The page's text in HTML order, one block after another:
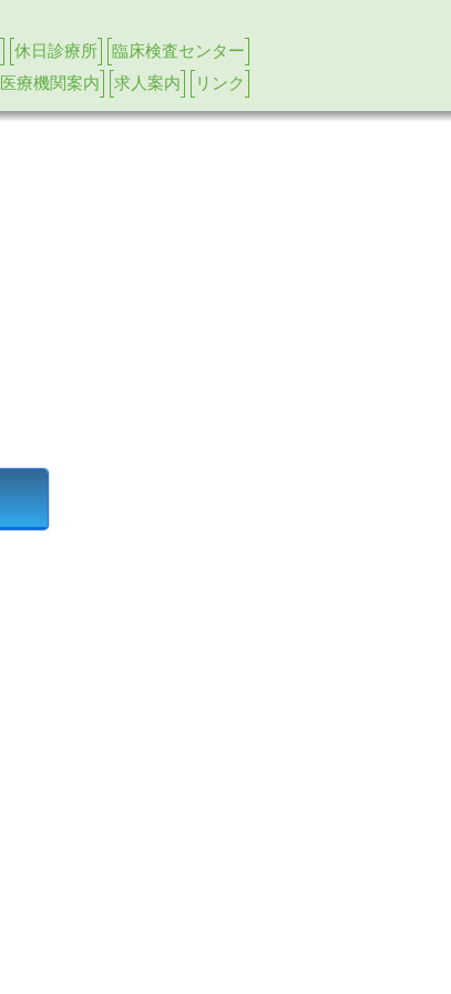
休日診療所
臨床検査センター
医療機関案内 求人案内 リンク